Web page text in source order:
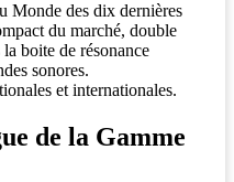
Monde des dix dernières
du marché, double
la boite de résonance
sonores.
et internationales.
de la Gamme